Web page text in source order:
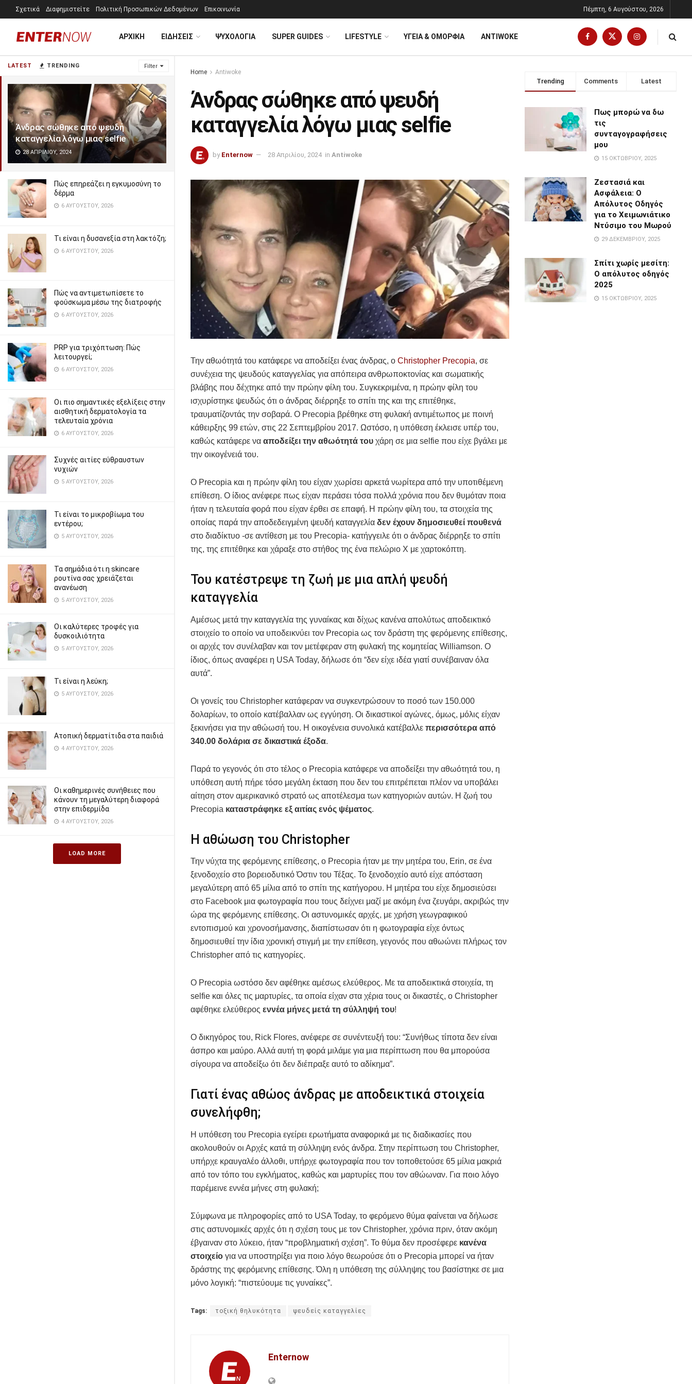
LATEST TRENDING Filter
Άνδρας σώθηκε από ψευδή
καταγγελία λόγω μιας selfie
28 ΑΠΡΙΛΊΟΥ, 2024
Πώς επηρεάζει η εγκυμοσύνη το
δέρμα
6 ΑΥΓΟΎΣΤΟΥ, 2026
Τι είναι η δυσανεξία στη λακτόζη;
6 ΑΥΓΟΎΣΤΟΥ, 2026
Πώς να αντιμετωπίσετε το
φούσκωμα μέσω της διατροφής
6 ΑΥΓΟΎΣΤΟΥ, 2026
PRP για τριχόπτωση: Πώς
λειτουργεί;
6 ΑΥΓΟΎΣΤΟΥ, 2026
Οι πιο σημαντικές εξελίξεις στην
αισθητική δερματολογία τα
τελευταία χρόνια
6 ΑΥΓΟΎΣΤΟΥ, 2026
Συχνές αιτίες εύθραυστων
νυχιών
5 ΑΥΓΟΎΣΤΟΥ, 2026
Τι είναι το μικροβίωμα του
εντέρου;
5 ΑΥΓΟΎΣΤΟΥ, 2026
Τα σημάδια ότι η skincare
ρουτίνα σας χρειάζεται
ανανέωση
5 ΑΥΓΟΎΣΤΟΥ, 2026
Οι καλύτερες τροφές για
δυσκοιλιότητα
5 ΑΥΓΟΎΣΤΟΥ, 2026
Τι είναι η λεύκη;
5 ΑΥΓΟΎΣΤΟΥ, 2026
Ατοπική δερματίτιδα στα παιδιά
4 ΑΥΓΟΎΣΤΟΥ, 2026
Οι καθημερινές συνήθειες που
κάνουν τη μεγαλύτερη διαφορά
στην επιδερμίδα
4 ΑΥΓΟΎΣΤΟΥ, 2026
LOAD MORE
Σχετικά Διαφημιστείτε Πολιτική Προσωπικών Δεδομένων Επικοινωνία Πέμπτη, 6 Αυγούστου, 2026
ΑΡΧΙΚΗ ΕΙΔΗΣΕΙΣ ΨΥΧΟΛΟΓΊΑ SUPER GUIDES LIFESTYLE ΥΓΕΙΑ & ΟΜΟΡΦΙΑ ANTIWOKE
Home Antiwoke
Άνδρας σώθηκε από ψευδή
καταγγελία λόγω μιας selfie
by Enternow 28 Απριλίου, 2024 in Antiwoke
Την αθωότητά του κατάφερε να αποδείξει ένας άνδρας, ο Christopher Precopia, σε
συνέχεια της ψευδούς καταγγελίας για απόπειρα ανθρωποκτονίας και σωματικής
βλάβης που δέχτηκε από την πρώην φίλη του. Συγκεκριμένα, η πρώην φίλη του
ισχυρίστηκε ψευδώς ότι ο άνδρας διέρρηξε το σπίτι της και της επιτέθηκε,
τραυματίζοντάς την σοβαρά. Ο Precopia βρέθηκε στη φυλακή αντιμέτωπος με ποινή
κάθειρξης 99 ετών, στις 22 Σεπτεμβρίου 2017. Ωστόσο, η υπόθεση έκλεισε υπέρ του,
καθώς κατάφερε να αποδείξει την αθωότητά του χάρη σε μια selfie που είχε βγάλει με
την οικογένειά του.
Ο Precopia και η πρώην φίλη του είχαν χωρίσει αρκετά νωρίτερα από την υποτιθέμενη
επίθεση. Ο ίδιος ανέφερε πως είχαν περάσει τόσα πολλά χρόνια που δεν θυμόταν ποια
ήταν η τελευταία φορά που είχαν έρθει σε επαφή. Η πρώην φίλη του, τα στοιχεία της
οποίας παρά την αποδεδειγμένη ψευδή καταγγελία δεν έχουν δημοσιευθεί πουθενά
στο διαδίκτυο -σε αντίθεση με του Precopia- κατήγγειλε ότι ο άνδρας διέρρηξε το σπίτι
της, της επιτέθηκε και χάραξε στο στήθος της ένα πελώριο Χ με χαρτοκόπτη.
Του κατέστρεψε τη ζωή με μια απλή ψευδή
καταγγελία
Αμέσως μετά την καταγγελία της γυναίκας και δίχως κανένα απολύτως αποδεικτικό
στοιχείο το οποίο να υποδεικνύει τον Precopia ως τον δράστη της φερόμενης επίθεσης,
οι αρχές τον συνέλαβαν και τον μετέφεραν στη φυλακή της κομητείας Williamson. Ο
ίδιος, όπως αναφέρει η USA Today, δήλωσε ότι “δεν είχε ιδέα γιατί συνέβαιναν όλα
αυτά”.
Οι γονείς του Christopher κατάφεραν να συγκεντρώσουν το ποσό των 150.000
δολαρίων, το οποίο κατέβαλλαν ως εγγύηση. Οι δικαστικοί αγώνες, όμως, μόλις είχαν
ξεκινήσει για την αθώωσή του. Η οικογένεια συνολικά κατέβαλλε περισσότερα από
340.00 δολάρια σε δικαστικά έξοδα.
Παρά το γεγονός ότι στο τέλος ο Precopia κατάφερε να αποδείξει την αθωότητά του, η
υπόθεση αυτή πήρε τόσο μεγάλη έκταση που δεν του επιτρέπεται πλέον να υποβάλει
αίτηση στον αμερικανικό στρατό ως αποτέλεσμα των κατηγοριών αυτών. Η ζωή του
Precopia καταστράφηκε εξ αιτίας ενός ψέματος.
Η αθώωση του Christopher
Την νύχτα της φερόμενης επίθεσης, ο Precopia ήταν με την μητέρα του, Erin, σε ένα
ξενοδοχείο στο βορειοδυτικό Όστιν του Τέξας. Το ξενοδοχείο αυτό είχε απόσταση
μεγαλύτερη από 65 μίλια από το σπίτι της κατήγορου. Η μητέρα του είχε δημοσιεύσει
στο Facebook μια φωτογραφία που τους δείχνει μαζί με ακόμη ένα ζευγάρι, ακριβώς την
ώρα της φερόμενης επίθεσης. Οι αστυνομικές αρχές, με χρήση γεωγραφικού
εντοπισμού και χρονοσήμανσης, διαπίστωσαν ότι η φωτογραφία είχε όντως
δημοσιευθεί την ίδια χρονική στιγμή με την επίθεση, γεγονός που αθωώνει πλήρως τον
Christopher από τις κατηγορίες.
Ο Precopia ωστόσο δεν αφέθηκε αμέσως ελεύθερος. Με τα αποδεικτικά στοιχεία, τη
selfie και όλες τις μαρτυρίες, τα οποία είχαν στα χέρια τους οι δικαστές, ο Christopher
αφέθηκε ελεύθερος εννέα μήνες μετά τη σύλληψή του!
Ο δικηγόρος του, Rick Flores, ανέφερε σε συνέντευξή του: “Συνήθως τίποτα δεν είναι
άσπρο και μαύρο. Αλλά αυτή τη φορά μιλάμε για μια περίπτωση που θα μπορούσα
σίγουρα να αποδείξω ότι δεν διέπραξε αυτό το αδίκημα”.
Γιατί ένας αθώος άνδρας με αποδεικτικά στοιχεία
συνελήφθη;
Η υπόθεση του Precopia εγείρει ερωτήματα αναφορικά με τις διαδικασίες που
ακολουθούν οι Αρχές κατά τη σύλληψη ενός άνδρα. Στην περίπτωση του Christopher,
υπήρχε κραυγαλέο άλλοθι, υπήρχε φωτογραφία που τον τοποθετούσε 65 μίλια μακριά
από τον τόπο του εγκλήματος, καθώς και μαρτυρίες που τον αθώωναν. Για ποιο λόγο
παρέμεινε εννέα μήνες στη φυλακή;
Σύμφωνα με πληροφορίες από το USA Today, το φερόμενο θύμα φαίνεται να δήλωσε
στις αστυνομικές αρχές ότι η σχέση τους με τον Christopher, χρόνια πριν, όταν ακόμη
έβγαιναν στο λύκειο, ήταν “προβληματική σχέση”. Το θύμα δεν προσέφερε κανένα
στοιχείο για να υποστηρίξει για ποιο λόγο θεωρούσε ότι ο Precopia μπορεί να ήταν
δράστης της φερόμενης επίθεσης. Όλη η υπόθεση της σύλληψης του βασίστηκε σε μια
μόνο λογική: “πιστεύουμε τις γυναίκες”.
Tags: τοξική θηλυκότητα ψευδείς καταγγελίες
Enternow
Trending Comments Latest
Πως μπορώ να δω
τις
συνταγογραφήσεις
μου
15 ΟΚΤΩΒΡΊΟΥ, 2025
Ζεστασιά και
Ασφάλεια: Ο
Απόλυτος Οδηγός
για το Χειμωνιάτικο
Ντύσιμο του Μωρού
29 ΔΕΚΕΜΒΡΊΟΥ, 2025
Σπίτι χωρίς μεσίτη:
Ο απόλυτος οδηγός
2025
15 ΟΚΤΩΒΡΊΟΥ, 2025